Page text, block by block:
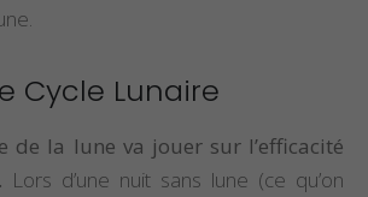
Cycle Lunaire
de la lune va jouer sur l’efficacité
Lors d’une nuit sans lune (ce qu’on